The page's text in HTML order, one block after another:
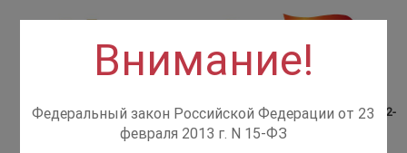
Розничный магазин
м. Добрынинская,
+7 (499) 237-12-56
самовывоз со склада +7(925)502-
Внимание!
Федеральный закон Российской Федерации от 23
февраля 2013 г. N 15-ФЗ